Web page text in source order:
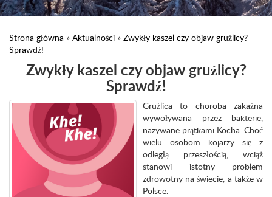
Strona główna » Aktualności » Zwykły kaszel czy objaw gruźlicy?
Sprawdź!
Zwykły kaszel czy objaw gruźlicy?
Sprawdź!
Gruźlica to choroba zakaźna
wywoływana przez bakterie,
nazywane prątkami Kocha. Choć
wielu osobom kojarzy się z
odległą przeszłością, wciąż
stanowi istotny problem
zdrowotny na świecie, a także w
Polsce.